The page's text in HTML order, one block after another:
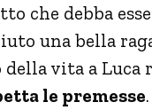
che debba
una bella
vita a Luca
le premesse